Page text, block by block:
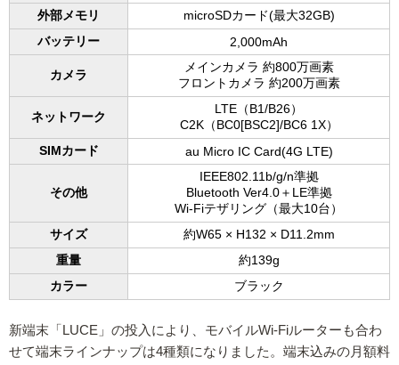
外部メモリ
microSDカード(最大32GB)
バッテリー
2,000mAh
カメラ
メインカメラ 約800万画素
フロントカメラ 約200万画素
ネットワーク
LTE（B1/B26）
C2K（BC0[BSC2]/BC6 1X）
SIMカード
au Micro IC Card(4G LTE)
その他
IEEE802.11b/g/n準拠
Bluetooth Ver4.0＋LE準拠
Wi-Fiテザリング（最大10台）
サイズ
約W65 × H132 × D11.2mm
重量
約139g
カラー
ブラック
新端末「LUCE」の投入により、モバイルWi-Fiルーターも合わ
せて端末ラインナップは4種類になりました。端末込みの月額料